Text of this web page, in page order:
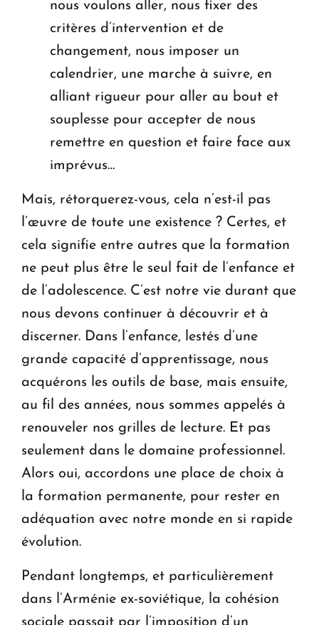
nous voulons aller, nous fixer des
critères d’intervention et de
changement, nous imposer un
calendrier, une marche à suivre, en
alliant rigueur pour aller au bout et
souplesse pour accepter de nous
remettre en question et faire face aux
imprévus…
Mais, rétorquerez-vous, cela n’est-il pas
l’œuvre de toute une existence ? Certes, et
cela signifie entre autres que la formation
ne peut plus être le seul fait de l’enfance et
de l’adolescence. C’est notre vie durant que
nous devons continuer à découvrir et à
discerner. Dans l’enfance, lestés d’une
grande capacité d’apprentissage, nous
acquérons les outils de base, mais ensuite,
au fil des années, nous sommes appelés à
renouveler nos grilles de lecture. Et pas
seulement dans le domaine professionnel.
Alors oui, accordons une place de choix à
la formation permanente, pour rester en
adéquation avec notre monde en si rapide
évolution.
Pendant longtemps, et particulièrement
dans l’Arménie ex-soviétique, la cohésion